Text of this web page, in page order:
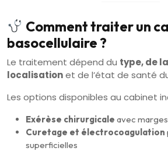
Comment traiter un
basocellulaire ?
Le traitement dépend du type, de
localisationet de l’état de santé
Les options disponibles au cabinet
Exérèse chirurgicale avec
Curetage et électrocoagulation
superficielles